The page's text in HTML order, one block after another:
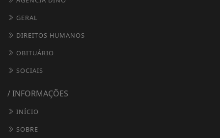
GERAL
DIREITOS HUMANOS
OBITUÁRIO
SOCIAIS
/ INFORMAÇÕES
INÍCIO
SOBRE